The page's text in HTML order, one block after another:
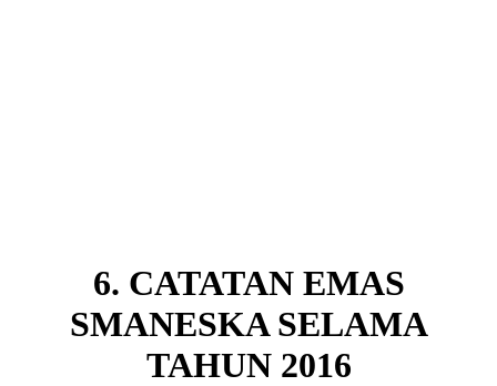
6. CATATAN EMAS
SMANESKA SELAMA
TAHUN 2016